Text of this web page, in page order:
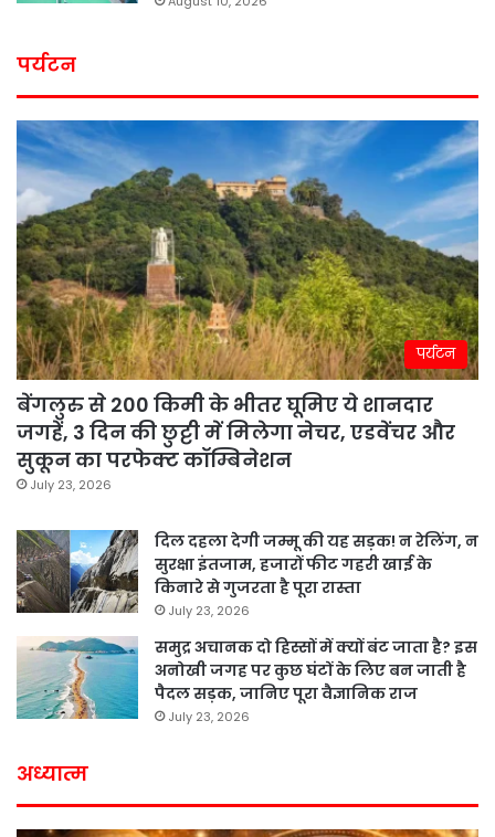
पर्यटन
पर्यटन
बेंगलुरु से 200 किमी के भीतर घूमिए ये शानदार
जगहें, 3 दिन की छुट्टी में मिलेगा नेचर, एडवेंचर और
सुकून का परफेक्ट कॉम्बिनेशन
July 23, 2026
दिल दहला देगी जम्मू की यह सड़क! न रेलिंग, न
सुरक्षा इंतजाम, हजारों फीट गहरी खाई के
किनारे से गुजरता है पूरा रास्ता
July 23, 2026
समुद्र अचानक दो हिस्सों में क्यों बंट जाता है? इस
अनोखी जगह पर कुछ घंटों के लिए बन जाती है
पैदल सड़क, जानिए पूरा वैज्ञानिक राज
July 23, 2026
अध्यात्म